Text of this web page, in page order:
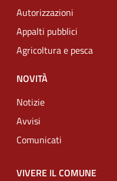
Autorizzazioni
Appalti pubblici
Agricoltura e pesca
NOVITÀ
Notizie
Avvisi
Comunicati
VIVERE IL COMUNE